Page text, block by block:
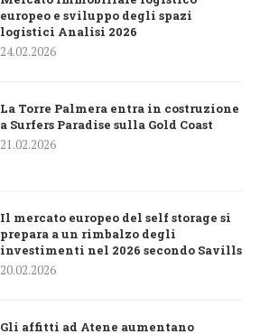
europeo e sviluppo degli spazi
logistici Analisi 2026
24.02.2026
La Torre Palmera entra in costruzione
a Surfers Paradise sulla Gold Coast
21.02.2026
Il mercato europeo del self storage si
prepara a un rimbalzo degli
investimenti nel 2026 secondo Savills
20.02.2026
Gli affitti ad Atene aumentano